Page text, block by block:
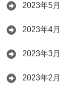
2023年5月
2023年4月
2023年3月
2023年2月